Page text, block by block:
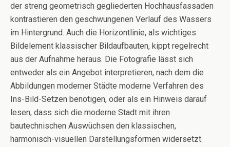
der streng geometrisch gegliederten Hochhausfassaden
kontrastieren den geschwungenen Verlauf des Wassers
im Hintergrund. Auch die Horizontlinie, als wichtiges
Bildelement klassischer Bildaufbauten, kippt regelrecht
aus der Aufnahme heraus. Die Fotografie lässt sich
entweder als ein Angebot interpretieren, nach dem die
Abbildungen moderner Städte moderne Verfahren des
Ins-Bild-Setzen benötigen, oder als ein Hinweis darauf
lesen, dass sich die moderne Stadt mit ihren
bautechnischen Auswüchsen den klassischen,
harmonisch-visuellen Darstellungsformen widersetzt.